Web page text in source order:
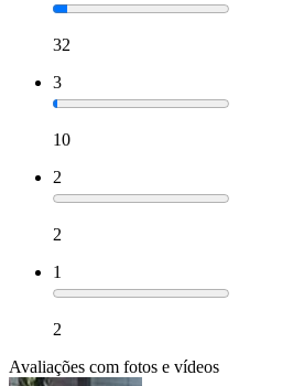
32
3
10
2
2
1
2
Avaliações com fotos e vídeos